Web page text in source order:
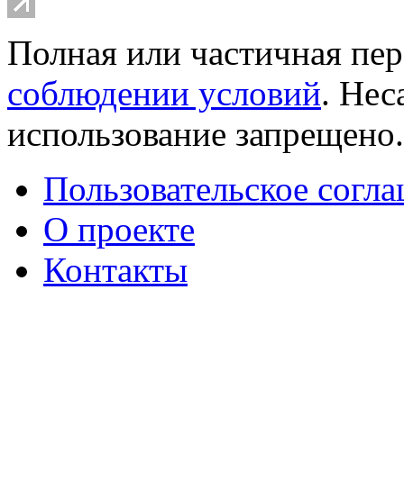
Полная или частичная
соблюдении условий.
использование
Пользовательское
О проекте
Контакты